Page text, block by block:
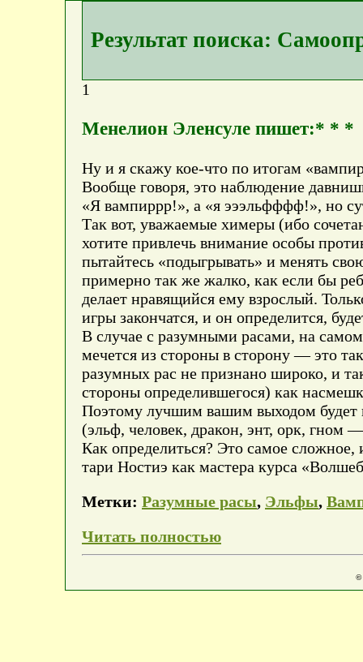
Результат поиска:
1
Менелион Эленсуле пишет:* * *
Ну и я скажу кое-что по итогам
Вообще говоря, это наблюдение
«Я вампиррр!», а «я эээльфффф!», но
Так вот, уважаемые химеры (ибо
хотите привлечь внимание особы
пытайтесь «подыгрывать» и менять
примерно так же жалко, как если бы
делает нравящийся ему взрослый.
игры закончатся, и он определится,
В случае с разумными расами, на
мечется из стороны в сторону — это
разумных рас не признано широко, и
стороны определившегося) как
Поэтому лучшим вашим выходом будет
(эльф, человек, дракон, энт, орк, гном
Как определиться? Это самое
тари Ностиэ как мастера курса
Метки: Разумные расы, Эльфы,
Читать полностью
©